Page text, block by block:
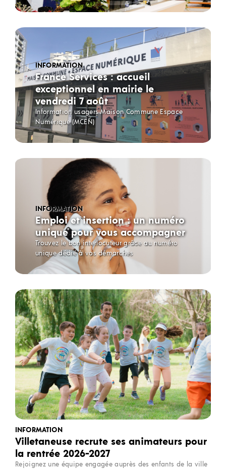
INFORMATION
France Services : accueil
exceptionnel en mairie le
vendredi 7 août
Information usagers Maison Commune Espace
Numérique (MCEN)
INFORMATION
Emploi et insertion : un numéro
unique pour vous accompagner
Trouvez le bon interlocuteur grâce au numéro
unique dédié à vos démarches
INFORMATION
Villetaneuse recrute ses animateurs pour
la rentrée 2026-2027
Rejoignez une équipe engagée auprès des enfants de la ville